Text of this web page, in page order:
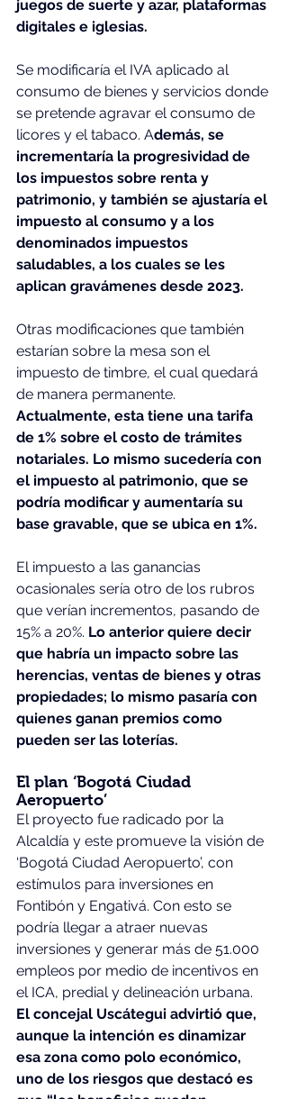
juegos de suerte y azar, plataformas
digitales e iglesias.
Se modificaría el IVA aplicado al
consumo de bienes y servicios donde
se pretende agravar el consumo de
licores y el tabaco. Además, se
incrementaría la progresividad de
los impuestos sobre renta y
patrimonio, y también se ajustaría el
impuesto al consumo y a los
denominados impuestos
saludables, a los cuales se les
aplican gravámenes desde 2023.
Otras modificaciones que también
estarían sobre la mesa son el
impuesto de timbre, el cual quedará
de manera permanente.
Actualmente, esta tiene una tarifa
de 1% sobre el costo de trámites
notariales. Lo mismo sucedería con
el impuesto al patrimonio, que se
podría modificar y aumentaría su
base gravable, que se ubica en 1%.
El impuesto a las ganancias
ocasionales sería otro de los rubros
que verían incrementos, pasando de
15% a 20%. Lo anterior quiere decir
que habría un impacto sobre las
herencias, ventas de bienes y otras
propiedades; lo mismo pasaría con
quienes ganan premios como
pueden ser las loterías.
El plan ‘Bogotá Ciudad
Aeropuerto’
El proyecto fue radicado por la
Alcaldía y este promueve la visión de
‘Bogotá Ciudad Aeropuerto’, con
estímulos para inversiones en
Fontibón y Engativá. Con esto se
podría llegar a atraer nuevas
inversiones y generar más de 51.000
empleos por medio de incentivos en
el ICA, predial y delineación urbana.
El concejal Uscátegui advirtió que,
aunque la intención es dinamizar
esa zona como polo económico,
uno de los riesgos que destacó es